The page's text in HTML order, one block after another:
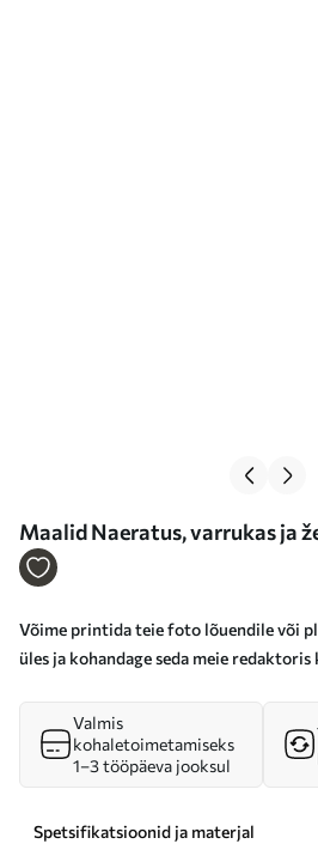
Maalid Naeratus, varrukas ja
Võime printida teie foto lõuendile või
üles ja kohandage seda meie
Valmis
kohaletoimetamiseks
1–3 tööpäeva jooksul
Spetsifikatsioonid ja materjal